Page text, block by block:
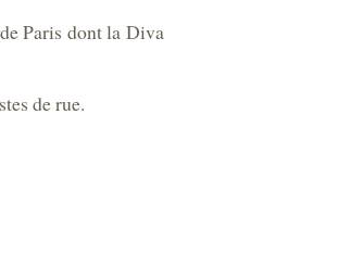
Paris dont la Diva
de rue.